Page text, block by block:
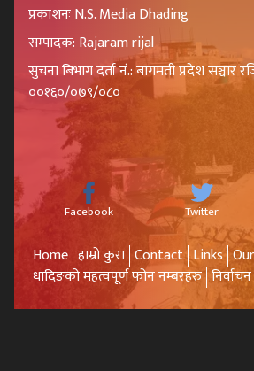
प्रकाशनः N.S. Media Dhading
सम्पादक: Rajaram rijal
सुचना बिभाग दर्ता नं.: बागमती प्रदेश सञ्चार
००१६०/०७९/०८०
Facebook Twitter
Home हाम्रो कुरा Contact Links
धादिङको महत्वपूर्ण फोन नम्बरहरु